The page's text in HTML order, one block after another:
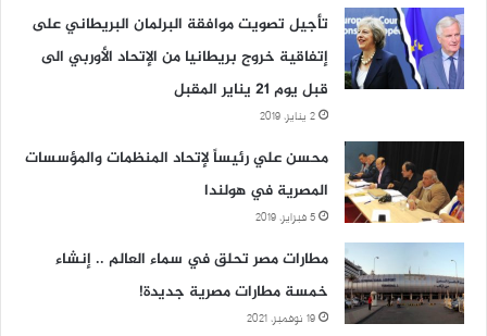
تأجيل تصويت موافقة البرلمان البريطاني على
إتفاقية خروج بريطانيا من الإتحاد الأوربي الى
قبل يوم 21 يناير المقبل
2 يناير، 2019
محسن علي رئيساً لإتحاد المنظمات والمؤسسات
المصرية في هولندا
5 فبراير، 2019
مطارات مصر تحلق في سماء العالم .. إنشاء
خمسة مطارات مصرية جديدة!
19 نوفمبر، 2021